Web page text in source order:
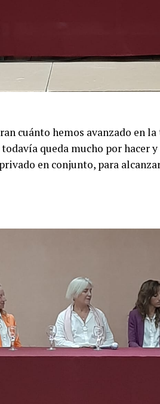
cuánto hemos avanzado en
queda mucho por hacer
en conjunto, para